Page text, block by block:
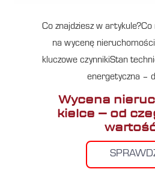
Co znajdziesz w artykule?Co
na wycenę
kluczowe czynnikiStan
energetyczna –
Wycena
kielce – od